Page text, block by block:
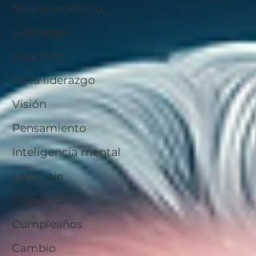
Neuro Coaching
Liderazgo
Coaching
Meta liderazgo
Visión
Pensamiento
Inteligencia mental
Lenguaje
Pregunta
Cumpleaños
Cambio